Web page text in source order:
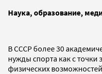
Наука, образование,
В СССР более 30
нужды спорта как с точки
физических